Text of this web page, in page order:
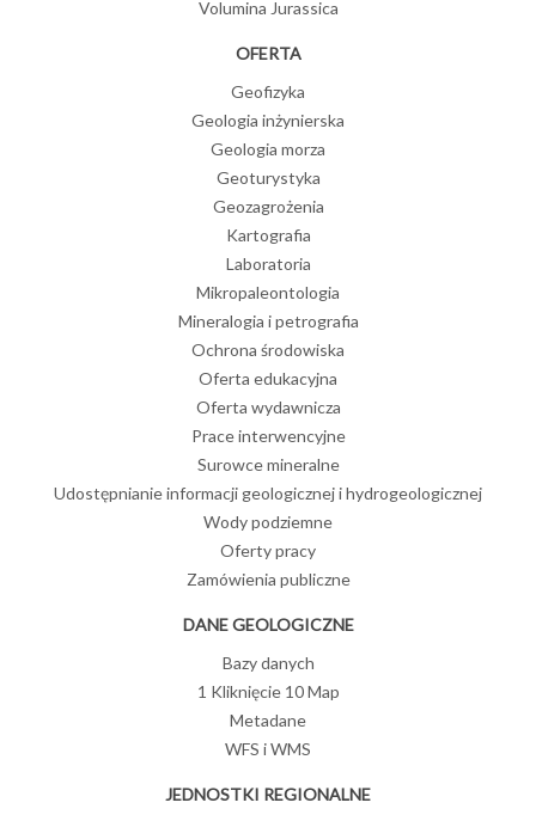
Volumina Jurassica
OFERTA
Geofizyka
Geologia inżynierska
Geologia morza
Geoturystyka
Geozagrożenia
Kartografia
Laboratoria
Mikropaleontologia
Mineralogia i petrografia
Ochrona środowiska
Oferta edukacyjna
Oferta wydawnicza
Prace interwencyjne
Surowce mineralne
Udostępnianie informacji geologicznej i hydrogeologicznej
Wody podziemne
Oferty pracy
Zamówienia publiczne
DANE GEOLOGICZNE
Bazy danych
1 Kliknięcie 10 Map
Metadane
WFS i WMS
JEDNOSTKI REGIONALNE